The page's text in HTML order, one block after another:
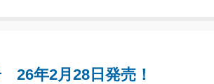
26年2月28日発売！